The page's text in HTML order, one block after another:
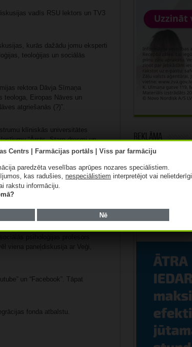
vadīs RSU lektors un TV3
kurās dažādu jomu eksperti
teoloģijas un sociālās
rektora Dāvja Sīmaņa
teologa, Eiropas Nāves un
atgriešanās (?)”.
klīniskās universitātes
“Ārsts. Starp drosmi un
tuviniece.
Sīmanis, Keiša-Ķirse un Gulbis.
locekle Žanete Jansone runās
Puliņš-Cinis pievērsīsies
psiholoģijas profesors
viena paneļdiskusija ar Veģi,
un “Facebook”. Tāpat
fonda atbalstu.
Reklāma
paredzēta veselības aprūpes nozares speciālistiem.
kas radušies,nespeciālistiem interpretējot vai nelietderīgi
rakstu informāciju.
Nē